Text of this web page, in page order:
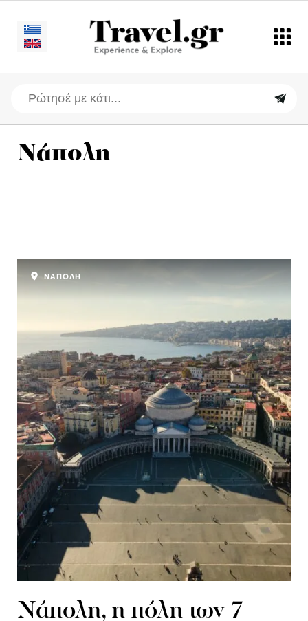
Νάπολη
Νάπολη, η πόλη των 7
ΝΑΠΟΛΗ